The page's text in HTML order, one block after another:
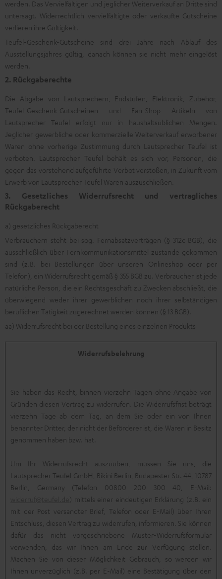
werden. Das Vervielfältigen und jeglicher Weiterverkauf an Dritte sind
untersagt. Widerrechtlich vervielfältigte oder verkaufte Gutscheine
verlieren ihre Gültigkeit.
Teufel-Geschenk-Gutscheine sind drei Jahre nach Ablauf des
Ausstellungsjahres gültig, danach können sie nicht mehr eingelöst
werden.
2. Rückgaberechte
Die Abgabe von Lautsprechern, Endstufen, Elektronik, Zubehör,
Teufel-Geschenk-Gutscheinen und Fan-Shop Artikeln von
Lautsprecher Teufel erfolgt nur in haushaltsüblichen Mengen.
Jeglicher gewerbliche oder kommerzielle Weiterverkauf erworbener
Waren ohne vorherige Zustimmung durch Lautsprecher Teufel ist
verboten. Lautsprecher Teufel behält es sich vor, Personen, die
gegen das vorstehend aufgeführte Verbot verstoßen, in Zukunft vom
Erwerb von Lautsprecher Teufel Waren auszuschließen.
3. Gesetzliches Widerrufsrecht und vertragliches
Rückgaberecht
a) gesetzliches Rückgaberecht
Verbrauchern steht bei sog. Fernabsatzverträgen (§ 312c BGB), die
ausschließlich über Fernkommunikationsmittel zustande gekommen
sind (z.B. bei Bestellungen über unseren Onlineshop oder per
Telefon), ein Widerrufsrecht gemäß § 355 BGB zu. Verbraucher ist jede
natürliche Person, die ein Rechtsgeschäft zu Zwecken abschließt, die
überwiegend weder ihrer gewerblichen noch ihrer selbständigen
beruflichen Tätigkeit zugerechnet werden können (§ 13 BGB).
aa) Widerrufsrecht bei der Bestellung eines einzelnen Produkts
Widerrufsbelehrung
Sie haben das Recht, binnen vierzehn Tagen ohne Angabe von
Gründen diesen Vertrag zu widerrufen. Die Widerrufsfrist beträgt
vierzehn Tage ab dem Tag, an dem Sie oder ein von Ihnen
benannter Dritter, der nicht der Beförderer ist, die Waren in Besitz
genommen haben bzw. hat.
Um Ihr Widerrufsrecht auszuüben, müssen Sie uns, die
Lautsprecher Teufel GmbH, Bikini Berlin, Budapester Str. 44, 10787
Berlin, Germany (Telefon 00800 200 300 40, E-Mail:
) mittels einer eindeutigen Erklärung (z.B. ein
mit der Post versandter Brief, Telefon oder E-Mail) über Ihren
Entschluss, diesen Vertrag zu widerrufen, informieren. Sie können
dafür das nicht vorgeschriebene Muster-Widerrufsformular
verwenden, das wir Ihnen am Ende zur Verfügung stellen.
Machen Sie von dieser Möglichkeit Gebrauch, so werden wir
Ihnen unverzüglich (z.B. per E-Mail) eine Bestätigung über den